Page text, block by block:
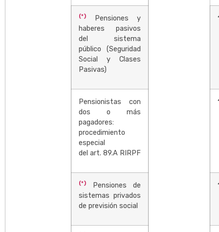
(*)
Pensiones y
haberes pasivos
del sistema
público (Seguridad
Social y Clases
Pasivas)
Pensionistas con
dos o más
pagadores:
procedimiento
especial
del art. 89.A RIRPF
(*)
Pensiones de
sistemas privados
de previsión social